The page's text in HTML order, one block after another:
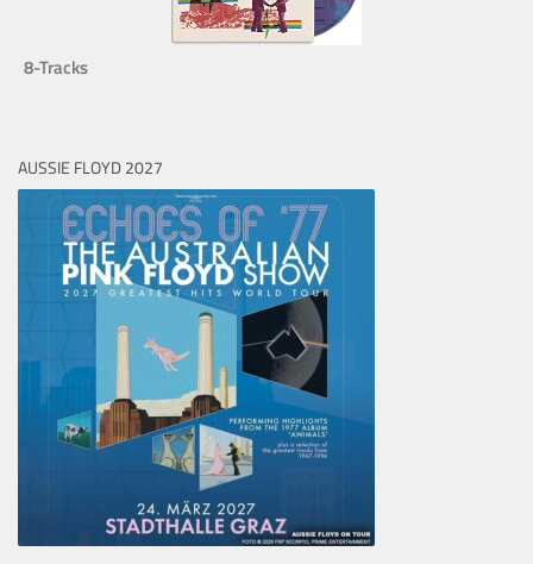
8-Tracks
AUSSIE FLOYD 2027